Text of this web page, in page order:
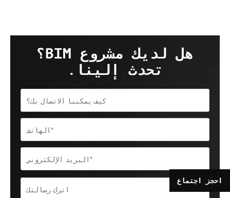
هل لديك مشروع BIM؟
تحدث إلينا.
احجز اجتماع